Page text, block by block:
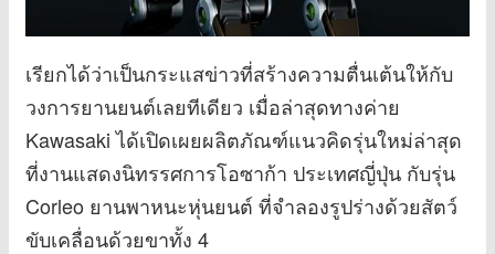
เรียกได้ว่าเป็นกระแสข่าวที่สร้างความตื่นเต้นให้กับ
วงการยานยนต์เลยทีเดียว เมื่อล่าสุดทางค่าย
Kawasaki ได้เปิดเผยผลิตภัณฑ์แนวคิดรุ่นใหม่ล่าสุด
ที่งานแสดงนิทรรศการโอซาก้า ประเทศญี่ปุ่น กับรุ่น
Corleo ยานพาหนะหุ่นยนต์ ที่จำลองรูปร่างด้วยสัตว์
ขับเคลื่อนด้วยขาทั้ง 4